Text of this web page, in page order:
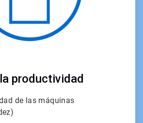
productividad
de las máquinas